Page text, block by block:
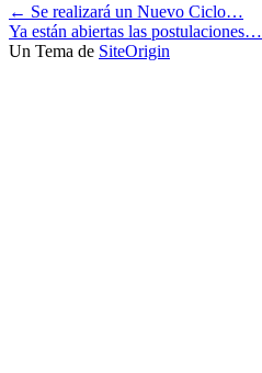
← Se realizará un Nuevo Ciclo…
Ya están abiertas las postulaciones…
Un Tema de SiteOrigin